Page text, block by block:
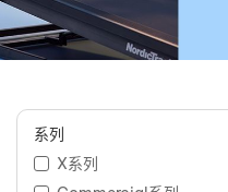
系列
X系列